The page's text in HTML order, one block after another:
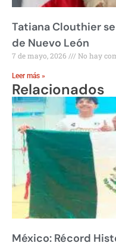
Tatiana Clouthier
de Nuevo León
7 de mayo, 2026 No hay
Leer más »
Relacionados
México: Récord